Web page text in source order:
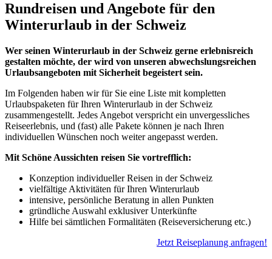
Rundreisen und Angebote für den
Winterurlaub in der Schweiz
Wer seinen Winterurlaub in der Schweiz gerne erlebnisreich
gestalten möchte, der wird von unseren abwechslungsreichen
Urlaubsangeboten mit Sicherheit begeistert sein.
Im Folgenden haben wir für Sie eine Liste mit kompletten
Urlaubspaketen für Ihren Winterurlaub in der Schweiz
zusammengestellt. Jedes Angebot verspricht ein unvergessliches
Reiseerlebnis, und (fast) alle Pakete können je nach Ihren
individuellen Wünschen noch weiter angepasst werden.
Mit Schöne Aussichten reisen Sie vortrefflich:
Konzeption individueller Reisen in der Schweiz
vielfältige Aktivitäten für Ihren Winterurlaub
intensive, persönliche Beratung in allen Punkten
gründliche Auswahl exklusiver Unterkünfte
Hilfe bei sämtlichen Formalitäten (Reiseversicherung etc.)
Jetzt Reiseplanung anfragen!